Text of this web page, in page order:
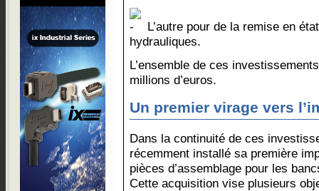
L’autre pour de la remise en
hydrauliques.
L’ensemble de ces
millions d’euros.
Un premier virage vers
Dans la continuité de ces
récemment installé sa première
pièces d’assemblage pour les
Cette acquisition vise plusieurs